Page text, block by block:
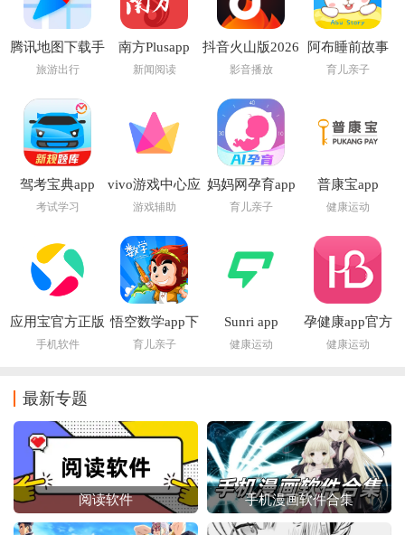
腾讯地图下载手
机导航2026版
旅游出行
南方Plusapp
新闻阅读
抖音火山版2026
最新版
影音播放
阿布睡前故事
app
育儿亲子
驾考宝典app
考试学习
vivo游戏中心应
用市场app
游戏辅助
妈妈网孕育app
育儿亲子
普康宝app
健康运动
应用宝官方正版
下载2026
手机软件
悟空数学app下
载安装
育儿亲子
Sunri app
健康运动
孕健康app官方
下载
健康运动
最新专题
阅读软件 手机漫画软件合集